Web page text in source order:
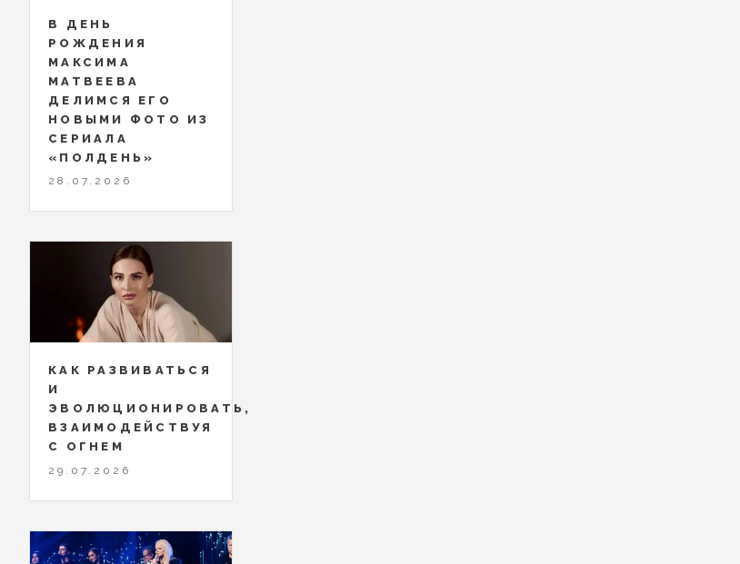
В ДЕНЬ
РОЖДЕНИЯ
МАКСИМА
МАТВЕЕВА
ДЕЛИМСЯ ЕГО
НОВЫМИ ФОТО ИЗ
СЕРИАЛА
«ПОЛДЕНЬ»
28.07.2026
КАК РАЗВИВАТЬСЯ
И
ЭВОЛЮЦИОНИРОВАТЬ,
ВЗАИМОДЕЙСТВУЯ
С ОГНЕМ
29.07.2026